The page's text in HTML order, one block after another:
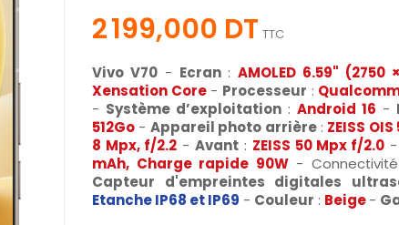
2 199,000 DT TTC
Vivo V70- Ecran:AMOLED 6.59"
Xensation Core- Processeur :
- Système d’exploitation : Android 16 -
512Go - Appareil photo arrière: ZEISS
8 Mpx, f/2.2- Avant: ZEISS 50 Mpx f/2.0 -
mAh, Charge rapide 90W-
Capteur d'empreintes digitales
Etanche IP68 et IP69 - Couleur : Beige-